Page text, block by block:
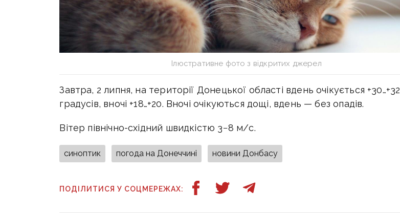
Ілюстративне фото з відкритих джерел
Завтра, 2 липня, на території Донецької області вдень очікується +30…+32
градусів, вночі +18…+20. Вночі очікуються дощі, вдень — без опадів.
Вітер північно-східний швидкістю 3−8 м/с.
синоптик погода на Донеччині новини Донбасу
ПОДІЛИТИСЯ У СОЦМЕРЕЖАХ: